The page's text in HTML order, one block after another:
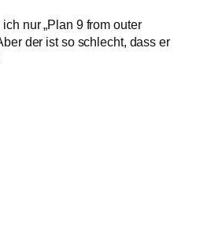
nur „Plan 9 from outer
der ist so schlecht, dass er